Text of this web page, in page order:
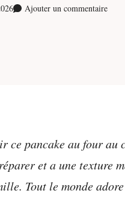
Ajouter un commentaire
pancake au four au
et a une texture
Tout le monde